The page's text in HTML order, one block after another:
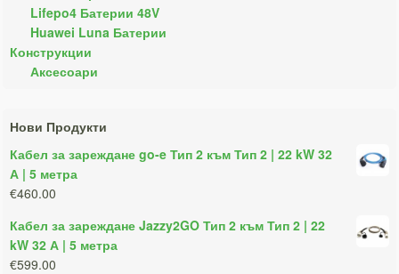
Lifepo4 Батерии 48V
Huawei Luna Батерии
Конструкции
Аксесоари
Нови Продукти
Кабел за зареждане go-e Тип 2 към Тип 2 | 22 kW 32
А | 5 метра
€460.00
Кабел за зареждане Jazzy2GO Тип 2 към Тип 2 | 22
kW 32 А | 5 метра
€599.00